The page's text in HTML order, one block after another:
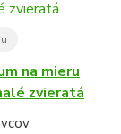
na mieru
zvieratá